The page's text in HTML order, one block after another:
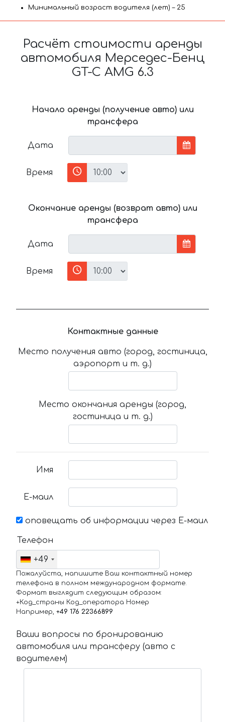
Минимальный возраст водителя (лет) – 25
Расчёт стоимости аренды
автомобиля Мерседес-Бенц
GT-C AMG 6.3
Начало аренды (получение авто) или
трансфера
Дата
Время
Окончание аренды (возврат авто) или
трансфера
Дата
Время
Контактные данные
Место получения авто (город, гостиница,
аэропорт и т. д.)
Место окончания аренды (город,
гостиница и т. д.)
Имя
Е-маил
оповещать об информации через Е-маил
Телефон
+49
Пожалуйста, напишите Ваш контактный номер
телефона в полном международном формате.
Формат выглядит следующим образом:
+Код_страны Код_оператора Номер
Например, +49 176 22366899
Ваши вопросы по бронированию
автомобиля или трансферу (авто с
водителем)